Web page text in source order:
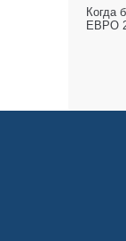
Когда
ЕВРО